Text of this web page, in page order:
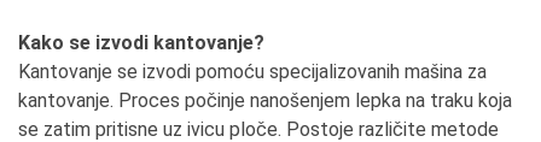
Kako se izvodi kantovanje?
Kantovanje se izvodi pomoću specijalizovanih mašina za
kantovanje. Proces počinje nanošenjem lepka na traku koja
se zatim pritisne uz ivicu ploče. Postoje različite metode